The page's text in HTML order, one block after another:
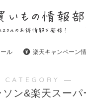
ル 楽天キャンペーン
―
ソン&楽天スーパ